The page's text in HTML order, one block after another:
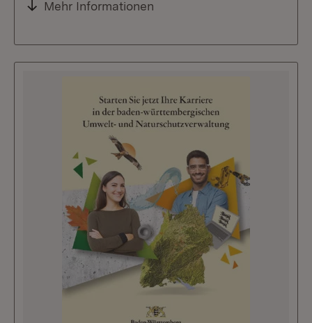
Mehr Informationen